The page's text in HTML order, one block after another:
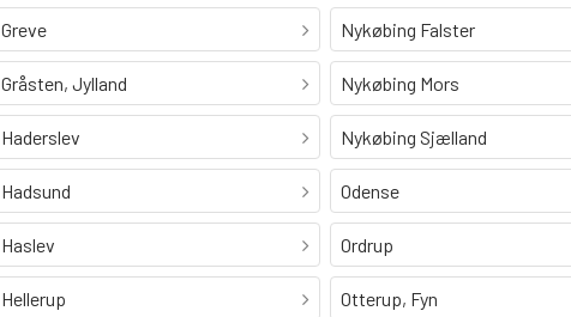
Greve
Gråsten, Jylland
Haderslev
Hadsund
Haslev
Hellerup
Nykøbing Falster
Nykøbing Mors
Nykøbing Sjælland
Odense
Ordrup
Otterup, Fyn